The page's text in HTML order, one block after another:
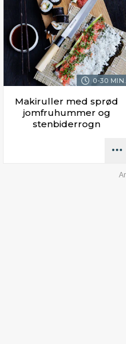
0-30 MIN.
Makiruller med sprød
jomfruhummer og
stenbiderrogn